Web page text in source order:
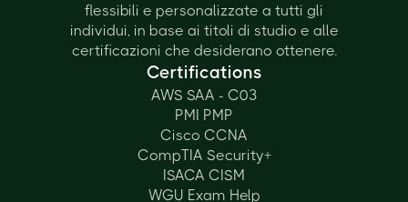
flessibili e personalizzate a tutti gli
individui, in base ai titoli di studio e alle
certificazioni che desiderano ottenere.
Certifications
AWS SAA - C03
PMI PMP
Cisco CCNA
CompTIA Security+
ISACA CISM
WGU Exam Help